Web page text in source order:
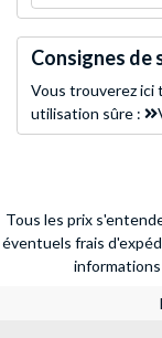
Consignes de
Vous trouverez ici
utilisation sûre :
Tous les prix
éventuels frais
informations